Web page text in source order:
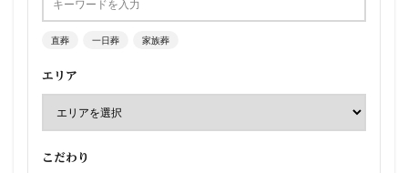
直葬 一日葬 家族葬
エリア
こだわり